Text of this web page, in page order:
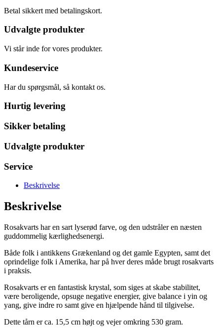
Betal sikkert med betalingskort.
Udvalgte produkter
Vi står inde for vores produkter.
Kundeservice
Har du spørgsmål, så kontakt os.
Hurtig levering
Sikker betaling
Udvalgte produkter
Service
Beskrivelse
Beskrivelse
Rosakvarts har en sart lyserød farve, og den udstråler en næsten
guddommelig kærlighedsenergi.
Både folk i antikkens Grækenland og det gamle Egypten, samt det
oprindelige folk i Amerika, har på hver deres måde brugt rosakvarts
i praksis.
Rosakvarts er en fantastisk krystal, som siges at skabe stabilitet,
være beroligende, opsuge negative energier, give balance i yin og
yang, give indre ro samt give en hjælpende hånd til tilgivelse.
Dette tårn er ca. 15,5 cm højt og vejer omkring 530 gram.